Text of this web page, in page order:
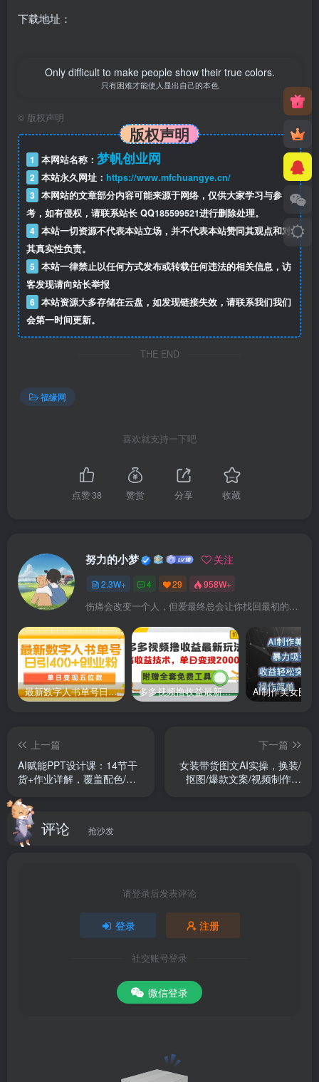
下载地址：
Only difficult to make people show their true colors.
只有困难才能使人显出自己的本色
© 版权声明
版权声明
1 本网站名称： 梦帆创业网
2 本站永久网址： https://www.mfchuangye.cn/
3 本网站的文章部分内容可能来源于网络，仅供大家学习与参
考，如有侵权，请联系站长 QQ185599521进行删除处理。
4 本站一切资源不代表本站立场，并不代表本站赞同其观点和对
其真实性负责。
5 本站一律禁止以任何方式发布或转载任何违法的相关信息，访
客发现请向站长举报
6 本站资源大多存储在云盘，如发现链接失效，请联系我们我们
会第一时间更新。
THE END
福缘网
喜欢就支持一下吧
点赞38 赞赏 分享 收藏
努力的小梦 关注
2.3W+ 4 29 958W+
伤痛会改变一个人，但爱最终总会让你找回最初的自己
最新数字人书单号日400+创业粉，单日变现五位数，市面卖5980附软件和详… 多多视频撸收益最新玩法，高收益技术，单日变现2000+，附赠全套技术资料
上一篇
AI赋能PPT设计课：14节干
货+作业详解，覆盖配色/动
下一篇
女装带货图文AI实操，换装/
抠图/爆款文案/视频制作，
评论 抢沙发
请登录后发表评论
登录 注册
社交账号登录
微信登录